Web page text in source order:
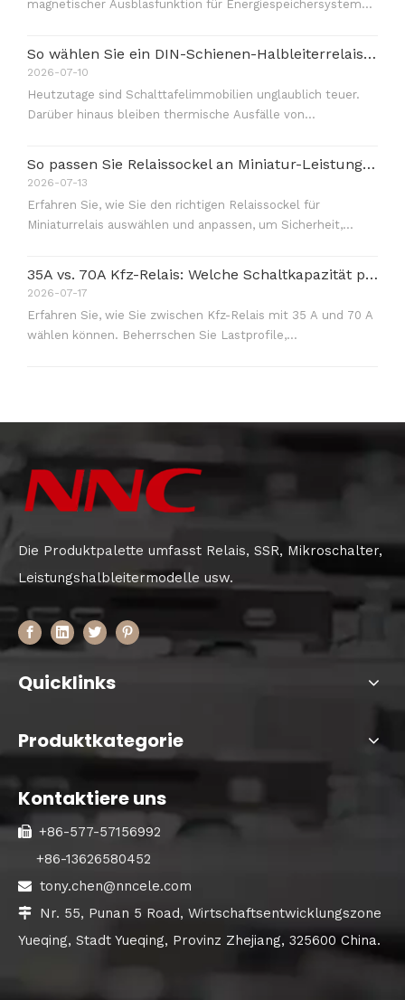
magnetischer Ausblasfunktion für Energiespeichersysteme
So wählen Sie ein DIN-Schienen-Halbleiterrelais für Schalttafeln aus
2026-07-10
Heutzutage sind Schalttafelimmobilien unglaublich teuer.
Darüber hinaus bleiben thermische Ausfälle von
Komponentenauswahl. Im Gegensatz zu älteren
eine unbegrenzte Lebensdauer.
So passen Sie Relaissockel an Miniatur-Leistungsrelais an
2026-07-13
Erfahren Sie, wie Sie den richtigen Relaissockel für
Miniaturrelais auswählen und anpassen, um Sicherheit,
35A vs. 70A Kfz-Relais: Welche Schaltkapazität passt zu Fahrzeuglasten?
2026-07-17
Erfahren Sie, wie Sie zwischen Kfz-Relais mit 35 A und 70 A
wählen können. Beherrschen Sie Lastprofile,
Die Produktpalette umfasst Relais, SSR, Mikroschalter,
Leistungshalbleitermodelle usw.
Quicklinks
Produktkategorie
Kontaktiere uns
 +86-577-57156992
+86-13626580452
 tony.chen@nncele.com

Nr. 55, Punan 5 Road, Wirtschaftsentwicklungszone
Yueqing, Stadt Yueqing, Provinz Zhejiang, 325600 China.